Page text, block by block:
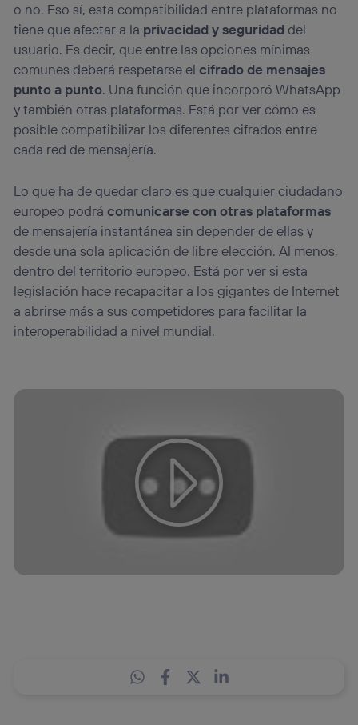
o no. Eso sí, esta compatibilidad entre plataformas no
tiene que afectar a la privacidad y seguridaddel
usuario. Es decir, que entre las opciones mínimas
comunes deberá respetarse elcifrado de mensajes
punto a punto. Una función que incorporó WhatsApp
y también otras plataformas. Está por ver cómo es
posible compatibilizar los diferentes cifrados entre
cada red de mensajería.
Lo que ha de quedar claro es que cualquier ciudadano
europeo podrácomunicarse con otras plataformas
de mensajería instantánea sin depender de ellas y
desde una sola aplicación de libre elección. Al menos,
dentro del territorio europeo. Está por ver si esta
legislación hace recapacitar a los gigantes de Internet
a abrirse más a sus competidores para facilitar la
interoperabilidad a nivel mundial.